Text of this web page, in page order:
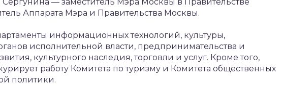
Аппарата Мэра и Правительства Москвы.
информационных технологий, культуры,
исполнительной власти, предпринимательства и
культурного наследия, торговли и услуг. Кроме того,
работу Комитета по туризму и Комитета общественных
политики.